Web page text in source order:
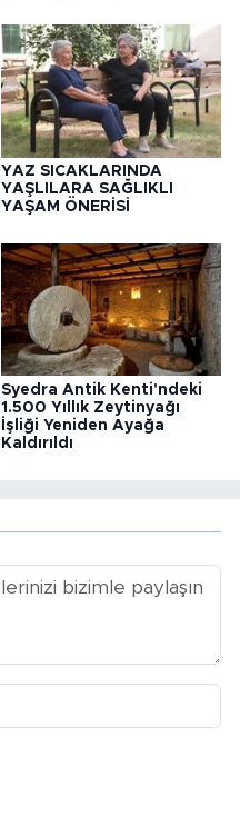
YAZ SICAKLARINDA
YAŞLILARA SAĞLIKLI
YAŞAM ÖNERİSİ
Syedra Antik Kenti'ndeki
1.500 Yıllık Zeytinyağı
İşliği Yeniden Ayağa
Kaldırıldı